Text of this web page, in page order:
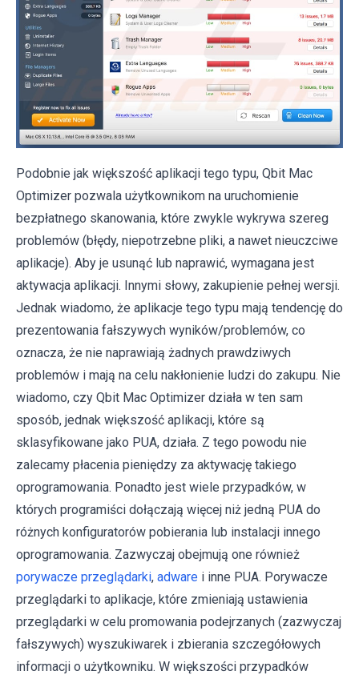
Podobnie jak większość aplikacji tego typu, Qbit Mac
Optimizer pozwala użytkownikom na uruchomienie
bezpłatnego skanowania, które zwykle wykrywa szereg
problemów (błędy, niepotrzebne pliki, a nawet nieuczciwe
aplikacje). Aby je usunąć lub naprawić, wymagana jest
aktywacja aplikacji. Innymi słowy, zakupienie pełnej wersji.
Jednak wiadomo, że aplikacje tego typu mają tendencję do
prezentowania fałszywych wyników/problemów, co
oznacza, że ​​nie naprawiają żadnych prawdziwych
problemów i mają na celu nakłonienie ludzi do zakupu. Nie
wiadomo, czy Qbit Mac Optimizer działa w ten sam
sposób, jednak większość aplikacji, które są
sklasyfikowane jako PUA, działa. Z tego powodu nie
zalecamy płacenia pieniędzy za aktywację takiego
oprogramowania. Ponadto jest wiele przypadków, w
których programiści dołączają więcej niż jedną PUA do
różnych konfiguratorów pobierania lub instalacji innego
oprogramowania. Zazwyczaj obejmują one również
porywacze przeglądarki, adware i inne PUA. Porywacze
przeglądarki to aplikacje, które zmieniają ustawienia
przeglądarki w celu promowania podejrzanych (zazwyczaj
fałszywych) wyszukiwarek i zbierania szczegółowych
informacji o użytkowniku. W większości przypadków